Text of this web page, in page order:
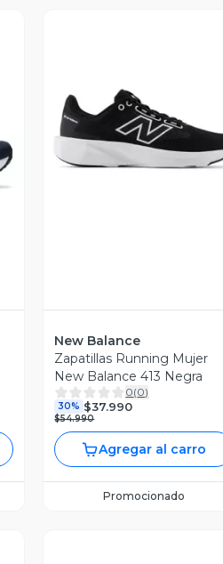
Vista Previa
New Balance
Zapatillas Running Mujer
New Balance 413 Negra
0(0)
30% $37.990
$54.990
Agregar al carro
Promocionado